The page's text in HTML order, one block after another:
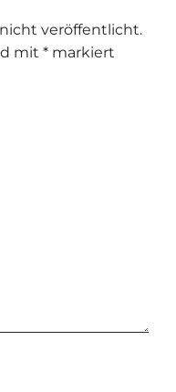
veröffentlicht.
mit *markiert